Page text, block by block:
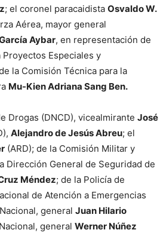
; el coronel paracaidista Osvaldo W.
Aérea, mayor general
Aybar, en representación de
Especiales y
la Comisión Técnica para la
Mu-Kien Adriana Sang Ben.
Drogas (DNCD), vicealmirante José
Alejandro de Jesús Abreu; el
(ARD); de la Comisión Militar y
Dirección General de Seguridad de
Méndez; de la Policía de
de Atención a Emergencias
general Juan Hilario
general Werner Núñez